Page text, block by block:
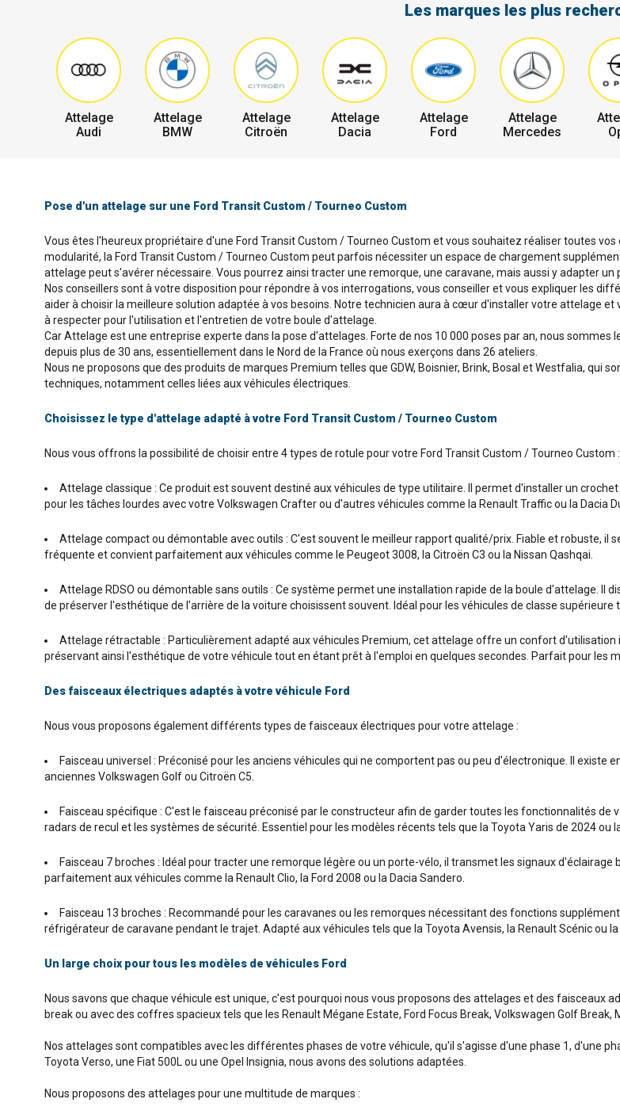
Les marques les plus
Attelage
Audi
Attelage
BMW
Attelage
Citroën
Attelage
Dacia
Attelage
Ford
Attelage
Mercedes
Pose d'un attelage sur une Ford Transit Custom / Tourneo Custom
Vous êtes l'heureux propriétaire d'une Ford Transit Custom / Tourneo Custom et vous souhaitez réaliser toutes
modularité, la Ford Transit Custom / Tourneo Custom peut parfois nécessiter un espace de chargement
attelage peut s'avérer nécessaire. Vous pourrez ainsi tracter une remorque, une caravane, mais aussi y adapter
Nos conseillers sont à votre disposition pour répondre à vos interrogations, vous conseiller et vous expliquer les
aider à choisir la meilleure solution adaptée à vos besoins. Notre technicien aura à cœur d'installer votre attelage
à respecter pour l'utilisation et l'entretien de votre boule d'attelage.
Car Attelage est une entreprise experte dans la pose d'attelages. Forte de nos 10 000 poses par an, nous
depuis plus de 30 ans, essentiellement dans le Nord de la France où nous exerçons dans 26 ateliers.
Nous ne proposons que des produits de marques Premium telles que GDW, Boisnier, Brink, Bosal et Westfalia, qui
techniques, notamment celles liées aux véhicules électriques.
Choisissez le type d'attelage adapté à votre Ford Transit Custom / Tourneo Custom
Nous vous offrons la possibilité de choisir entre 4 types de rotule pour votre Ford Transit Custom / Tourneo Custom :
Attelage classique : Ce produit est souvent destiné aux véhicules de type utilitaire. Il permet d'installer un
pour les tâches lourdes avec votre Volkswagen Crafter ou d'autres véhicules comme la Renault Traffic ou la Dacia
Attelage compact ou démontable avec outils : C'est souvent le meilleur rapport qualité/prix. Fiable et robuste, il
fréquente et convient parfaitement aux véhicules comme le Peugeot 3008, la Citroën C3 ou la Nissan Qashqai.
Attelage RDSO ou démontable sans outils : Ce système permet une installation rapide de la boule d'attelage. Il
de préserver l'esthétique de l'arrière de la voiture choisissent souvent. Idéal pour les véhicules de classe supérieure
Attelage rétractable : Particulièrement adapté aux véhicules Premium, cet attelage offre un confort
préservant ainsi l'esthétique de votre véhicule tout en étant prêt à l'emploi en quelques secondes. Parfait pour les
Des faisceaux électriques adaptés à votre véhicule Ford
Nous vous proposons également différents types de faisceaux électriques pour votre attelage :
Faisceau universel : Préconisé pour les anciens véhicules qui ne comportent pas ou peu d'électronique. Il
anciennes Volkswagen Golf ou Citroën C5.
Faisceau spécifique : C'est le faisceau préconisé par le constructeur afin de garder toutes les fonctionnalités
radars de recul et les systèmes de sécurité. Essentiel pour les modèles récents tels que la Toyota Yaris de 2024 ou
Faisceau 7 broches : Idéal pour tracter une remorque légère ou un porte-vélo, il transmet les signaux
parfaitement aux véhicules comme la Renault Clio, la Ford 2008 ou la Dacia Sandero.
Faisceau 13 broches : Recommandé pour les caravanes ou les remorques nécessitant des fonctions
réfrigérateur de caravane pendant le trajet. Adapté aux véhicules tels que la Toyota Avensis, la Renault Scénic ou la
Un large choix pour tous les modèles de véhicules Ford
Nous savons que chaque véhicule est unique, c'est pourquoi nous vous proposons des attelages et des faisceaux
break ou avec des coffres spacieux tels que les Renault Mégane Estate, Ford Focus Break, Volkswagen Golf Break,
Nos attelages sont compatibles avec les différentes phases de votre véhicule, qu'il s'agisse d'une phase 1, d'une
Toyota Verso, une Fiat 500L ou une Opel Insignia, nous avons des solutions adaptées.
Nous proposons des attelages pour une multitude de marques :